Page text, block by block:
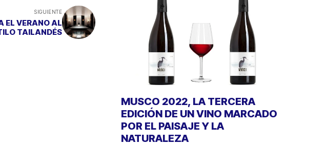
SIGUIENTE
EL VERANO AL
TAILANDÉS
MUSCO 2022, LA TERCERA
EDICIÓN DE UN VINO MARCADO
POR EL PAISAJE Y LA
NATURALEZA